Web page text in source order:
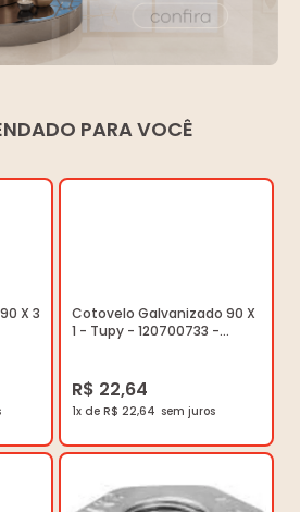
PARA VOCÊ
TUPY GALV.COTOVELO 90 X 3
Cotovelo Galvanizado 90 X
1 - Tupy - 120700733 -
R$ 22,64
1x de R$ 22,64